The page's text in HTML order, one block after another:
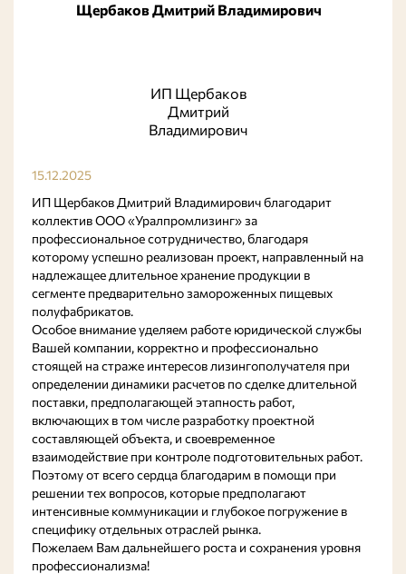
Щербаков Дмитрий Владимирович
ИП Щербаков
Дмитрий
Владимирович
15.12.2025
ИП Щербаков Дмитрий Владимирович благодарит
коллектив ООО «Уралпромлизинг» за
профессиональное сотрудничество, благодаря
которому успешно реализован проект, направленный на
надлежащее длительное хранение продукции в
сегменте предварительно замороженных пищевых
полуфабрикатов.
Особое внимание уделяем работе юридической службы
Вашей компании, корректно и профессионально
стоящей на страже интересов лизингополучателя при
определении динамики расчетов по сделке длительной
поставки, предполагающей этапность работ,
включающих в том числе разработку проектной
составляющей объекта, и своевременное
взаимодействие при контроле подготовительных работ.
Поэтому от всего сердца благодарим в помощи при
решении тех вопросов, которые предполагают
интенсивные коммуникации и глубокое погружение в
специфику отдельных отраслей рынка.
Пожелаем Вам дальнейшего роста и сохранения уровня
профессионализма!